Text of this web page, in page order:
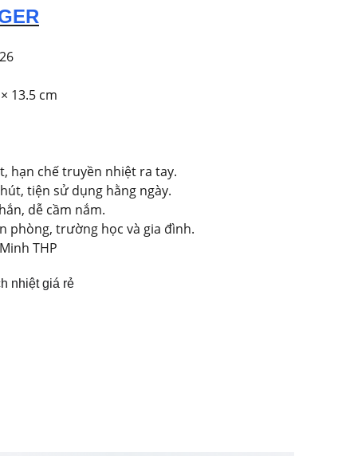
13.5 cm
hạn chế truyền nhiệt ra tay.
tiện sử dụng hằng ngày.
dễ cầm nắm.
phòng, trường học và gia đình.
THP